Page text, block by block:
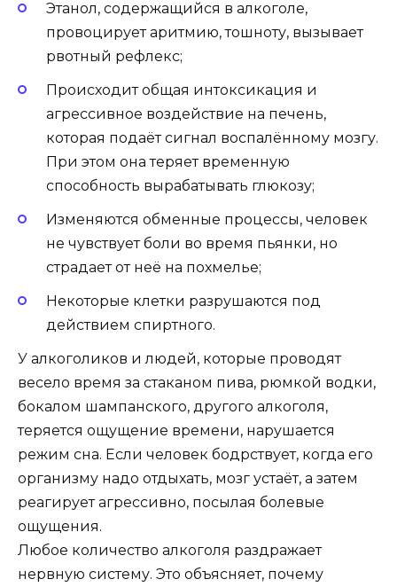
Этанол, содержащийся в алкоголе,
провоцирует аритмию, тошноту, вызывает
рвотный рефлекс;
Происходит общая интоксикация и
агрессивное воздействие на печень,
которая подаёт сигнал воспалённому мозгу.
При этом она теряет временную
способность вырабатывать глюкозу;
Изменяются обменные процессы, человек
не чувствует боли во время пьянки, но
страдает от неё на похмелье;
Некоторые клетки разрушаются под
действием спиртного.
У алкоголиков и людей, которые проводят
весело время за стаканом пива, рюмкой водки,
бокалом шампанского, другого алкоголя,
теряется ощущение времени, нарушается
режим сна. Если человек бодрствует, когда его
организму надо отдыхать, мозг устаёт, а затем
реагирует агрессивно, посылая болевые
ощущения.
Любое количество алкоголя раздражает
нервную систему. Это объясняет, почему